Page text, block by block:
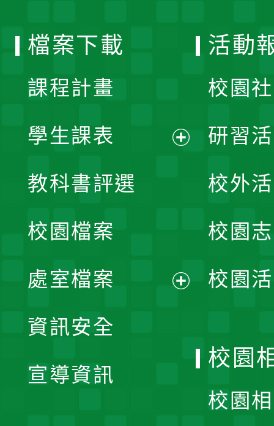
檔案下載
課程計畫
學生課表
單
教科書評選
校園檔案
處室檔案
資訊安全
宣導資訊
活動
校園
研習
校外
校園
校園
校園
校園